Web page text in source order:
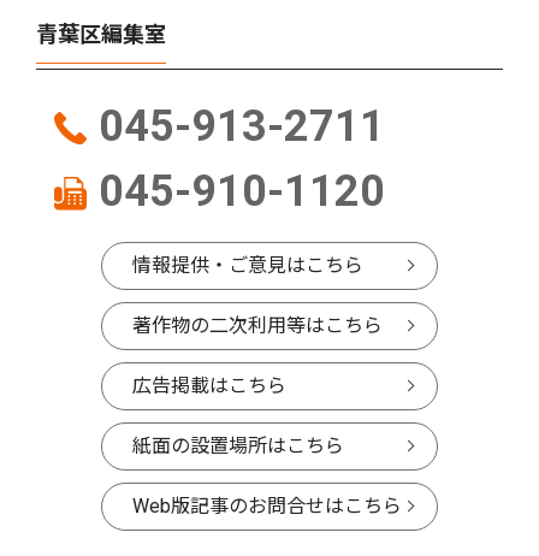
青葉区編集室
045-913-2711
045-910-1120
情報提供・ご意見はこちら
著作物の二次利用等はこちら
広告掲載はこちら
紙面の設置場所はこちら
Web版記事のお問合せはこちら